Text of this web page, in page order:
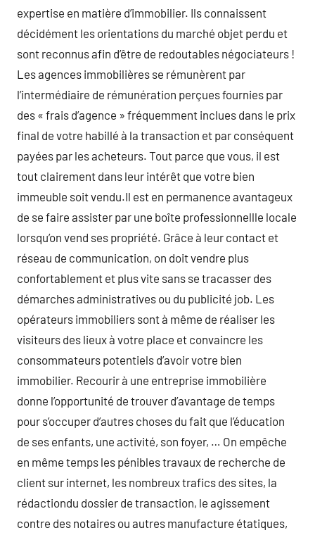
expertise en matière d’immobilier. Ils connaissent
décidément les orientations du marché objet perdu et
sont reconnus afin d’être de redoutables négociateurs !
Les agences immobilières se rémunèrent par
l’intermédiaire de rémunération perçues fournies par
des « frais d’agence » fréquemment inclues dans le prix
final de votre habillé à la transaction et par conséquent
payées par les acheteurs. Tout parce que vous, il est
tout clairement dans leur intérêt que votre bien
immeuble soit vendu.Il est en permanence avantageux
de se faire assister par une boîte professionnellle locale
lorsqu’on vend ses propriété. Grâce à leur contact et
réseau de communication, on doit vendre plus
confortablement et plus vite sans se tracasser des
démarches administratives ou du publicité job. Les
opérateurs immobiliers sont à même de réaliser les
visiteurs des lieux à votre place et convaincre les
consommateurs potentiels d’avoir votre bien
immobilier. Recourir à une entreprise immobilière
donne l’opportunité de trouver d’avantage de temps
pour s’occuper d’autres choses du fait que l’éducation
de ses enfants, une activité, son foyer, … On empêche
en même temps les pénibles travaux de recherche de
client sur internet, les nombreux trafics des sites, la
rédactiondu dossier de transaction, le agissement
contre des notaires ou autres manufacture étatiques,